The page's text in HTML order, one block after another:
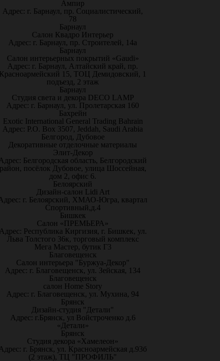
Ампир
Адрес: г. Барнаул, пр. Социалистический,
78
Барнаул
Салон Квадро Интерьер
Адрес: г. Барнаул, пр. Строителей, 14а
Барнаул
Салон интерьерных покрытий «Gaudi»
Адрес: г. Барнаул, Алтайский край, пр.
15, ТОЦ Демидовский, 1
подъезд, 2 этаж
Барнаул
Студия света и декора DECO LAMP
Адрес: г. Барнаул, ул. Пролетарская 160
Бахрейн
Exotic International General Trading Bahrain
Адрес: P.O. Box 3507, Jeddah, Saudi Arabia
Белгород, Дубовое
Декоративные отделочные материалы
Элит-Декор
Белгородская область, Белгородский
посёлок Дубовое, улица Шоссейная,
дом 2, офис 6.
Белоярский
Дизайн-салон Lidi Art
г. Белоярский, ХМАО-Югра, квартал
Спортивный,д.4
Бишкек
Салон «ПРЕМЬЕРА»
Республика Киргизия, г. Бишкек, ул.
Льва Толстого 36к, торговый комплекс
Мега Мастер, бутик Г3
Благовещенск
Салон интерьера "Буржуа-Декор"
Адрес: г. Благовещенск, ул. Зейская, 134
Благовещенск
салон Home Story
Адрес: г. Благовещенск, ул. Мухина, 94
Брянск
Дизайн-студия "Детали"
Адрес: г.Брянск, ул Войстроченко д.6
«Детали»
Брянск
Студия декора «Хамелеон»
г. Брянск, ул. Красноармейская д.93б
(2 этаж), ТЦ "ПРОФИЛЬ"